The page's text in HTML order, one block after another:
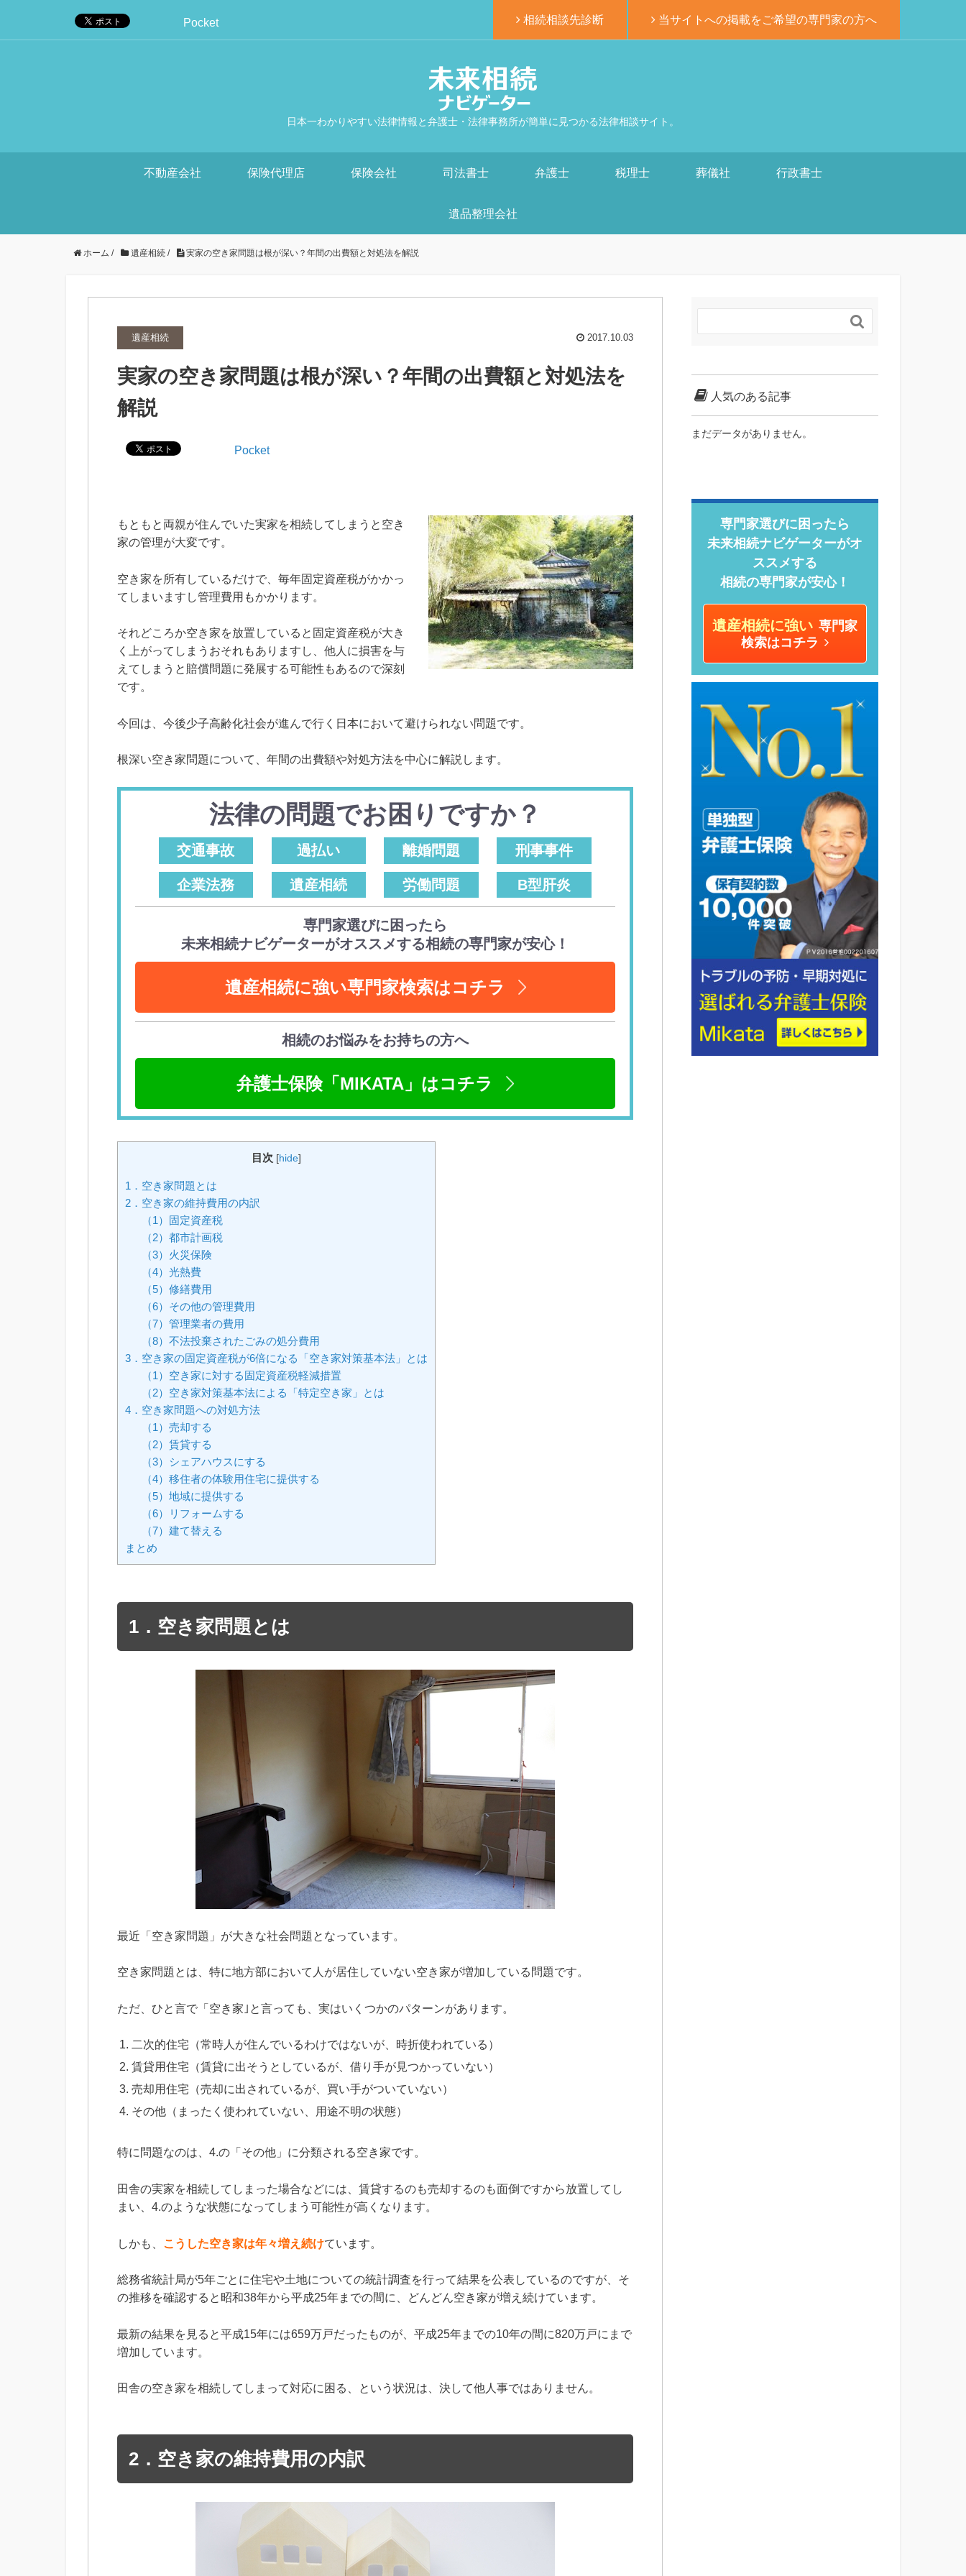
相続相談先診断 当サイトへの掲載をご希望の専門家の方へ
Pocket
日本一わかりやすい法律情報と弁護士・法律事務所が簡単に見つかる法律相談サイト。
不動産会社 保険代理店 保険会社 司法書士 弁護士 税理士 葬儀社 行政書士
遺品整理会社
ホーム / 遺産相続 / 実家の空き家問題は根が深い？年間の出費額と対処法を解説
遺産相続 2017.10.03
実家の空き家問題は根が深い？年間の出費額と対処法を
解説
Pocket
もともと両親が住んでいた実家を相続してしまうと空き
家の管理が大変です。
空き家を所有しているだけで、毎年固定資産税がかかっ
てしまいますし管理費用もかかります。
それどころか空き家を放置していると固定資産税が大き
く上がってしまうおそれもありますし、他人に損害を与
えてしまうと賠償問題に発展する可能性もあるので深刻
です。
今回は、今後少子高齢化社会が進んで行く日本において避けられない問題です。
根深い空き家問題について、年間の出費額や対処方法を中心に解説します。
法律の問題でお困りですか？
交通事故 過払い 離婚問題 刑事事件
企業法務 遺産相続 労働問題 B型肝炎
専門家選びに困ったら
未来相続ナビゲーターがオススメする相続の専門家が安心！
遺産相続に強い専門家検索はコチラ
相続のお悩みをお持ちの方へ
弁護士保険「MIKATA」はコチラ
目次 [hide]
1．空き家問題とは
2．空き家の維持費用の内訳
（1）固定資産税
（2）都市計画税
（3）火災保険
（4）光熱費
（5）修繕費用
（6）その他の管理費用
（7）管理業者の費用
（8）不法投棄されたごみの処分費用
3．空き家の固定資産税が6倍になる「空き家対策基本法」とは
（1）空き家に対する固定資産税軽減措置
（2）空き家対策基本法による「特定空き家」とは
4．空き家問題への対処方法
（1）売却する
（2）賃貸する
（3）シェアハウスにする
（4）移住者の体験用住宅に提供する
（5）地域に提供する
（6）リフォームする
（7）建て替える
まとめ
1．空き家問題とは
最近「空き家問題」が大きな社会問題となっています。
空き家問題とは、特に地方部において人が居住していない空き家が増加している問題です。
ただ、ひと言で「空き家｣と言っても、実はいくつかのパターンがあります。
二次的住宅（常時人が住んでいるわけではないが、時折使われている）
賃貸用住宅（賃貸に出そうとしているが、借り手が見つかっていない）
売却用住宅（売却に出されているが、買い手がついていない）
その他（まったく使われていない、用途不明の状態）
特に問題なのは、4.の「その他」に分類される空き家です。
田舎の実家を相続してしまった場合などには、賃貸するのも売却するのも面倒ですから放置してし
まい、4.のような状態になってしまう可能性が高くなります。
しかも、 こうした空き家は年々増え続けています。
総務省統計局が5年ごとに住宅や土地についての統計調査を行って結果を公表しているのですが、そ
の推移を確認すると昭和38年から平成25年までの間に、どんどん空き家が増え続けています。
最新の結果を見ると平成15年には659万戸だったものが、平成25年までの10年の間に820万戸にまで
増加しています。
田舎の空き家を相続してしまって対応に困る、という状況は、決して他人事ではありません。
2．空き家の維持費用の内訳

人気のある記事
まだデータがありません。
専門家選びに困ったら
未来相続ナビゲーターがオ
ススメする
相続の専門家が安心！
遺産相続に強い 専門家
検索はコチラ